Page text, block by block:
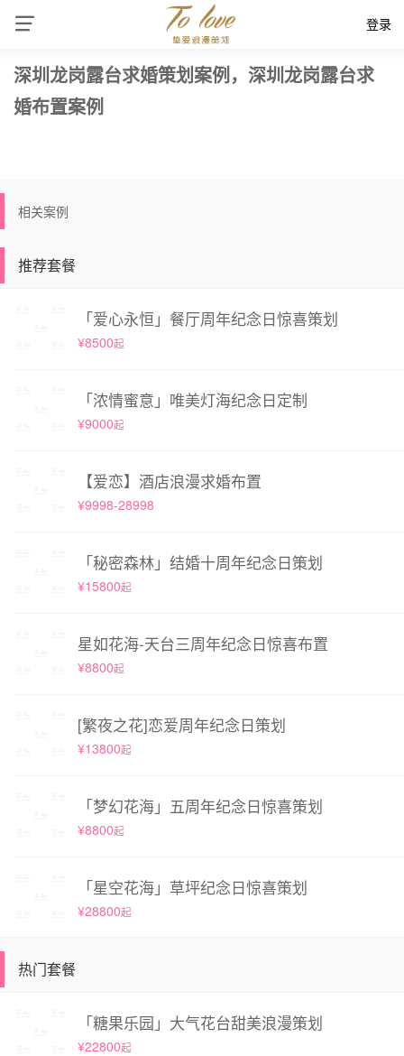
登录
深圳龙岗露台求婚策划案例，深圳龙岗露台求
婚布置案例
相关案例
推荐套餐
「爱心永恒」餐厅周年纪念日惊喜策划
¥8500起
「浓情蜜意」唯美灯海纪念日定制
¥9000起
【爱恋】酒店浪漫求婚布置
¥9998-28998
「秘密森林」结婚十周年纪念日策划
¥15800起
星如花海-天台三周年纪念日惊喜布置
¥8800起
[繁夜之花]恋爱周年纪念日策划
¥13800起
「梦幻花海」五周年纪念日惊喜策划
¥8800起
「星空花海」草坪纪念日惊喜策划
¥28800起
热门套餐
「糖果乐园」大气花台甜美浪漫策划
¥22800起